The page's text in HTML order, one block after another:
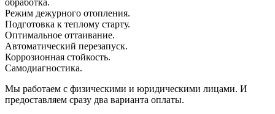
Режим дежурного отопления.
Подготовка к теплому старту.
Оптимальное оттаивание.
Автоматический перезапуск.
Коррозионная стойкость.
Самодиагностика.
Мы работаем с физическими и юридическими лицами. И
предоставляем сразу два варианта оплаты.